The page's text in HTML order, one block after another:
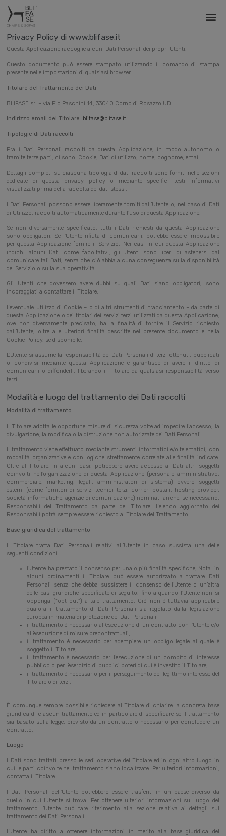
Privacy Policy di www.blifase.it
Questa Applicazione raccoglie alcuni Dati Personali dei propri Utenti.
Questo documento può essere stampato utilizzando il comando di stampa
presente nelle impostazioni di qualsiasi browser.
Titolare del Trattamento dei Dati
BLIFASE srl – via Pio Paschini 14, 33040 Corno di Rosazzo UD
Indirizzo email del Titolare: blifase@blifase.it
Tipologie di Dati raccolti
Fra i Dati Personali raccolti da questa Applicazione, in modo autonomo o
tramite terze parti, ci sono: Cookie; Dati di utilizzo; nome; cognome; email.
Dettagli completi su ciascuna tipologia di dati raccolti sono forniti nelle sezioni
dedicate di questa privacy policy o mediante specifici testi informativi
visualizzati prima della raccolta dei dati stessi.
I Dati Personali possono essere liberamente forniti dall’Utente o, nel caso di Dati
di Utilizzo, raccolti automaticamente durante l’uso di questa Applicazione.
Se non diversamente specificato, tutti i Dati richiesti da questa Applicazione
sono obbligatori. Se l’Utente rifiuta di comunicarli, potrebbe essere impossibile
per questa Applicazione fornire il Servizio. Nei casi in cui questa Applicazione
indichi alcuni Dati come facoltativi, gli Utenti sono liberi di astenersi dal
comunicare tali Dati, senza che ciò abbia alcuna conseguenza sulla disponibilità
del Servizio o sulla sua operatività.
Gli Utenti che dovessero avere dubbi su quali Dati siano obbligatori, sono
incoraggiati a contattare il Titolare.
L’eventuale utilizzo di Cookie – o di altri strumenti di tracciamento – da parte di
questa Applicazione o dei titolari dei servizi terzi utilizzati da questa Applicazione,
ove non diversamente precisato, ha la finalità di fornire il Servizio richiesto
dall’Utente, oltre alle ulteriori finalità descritte nel presente documento e nella
Cookie Policy, se disponibile.
L’Utente si assume la responsabilità dei Dati Personali di terzi ottenuti, pubblicati
o condivisi mediante questa Applicazione e garantisce di avere il diritto di
comunicarli o diffonderli, liberando il Titolare da qualsiasi responsabilità verso
terzi.
Modalità e luogo del trattamento dei Dati raccolti
Modalità di trattamento
Il Titolare adotta le opportune misure di sicurezza volte ad impedire l’accesso, la
divulgazione, la modifica o la distruzione non autorizzate dei Dati Personali.
Il trattamento viene effettuato mediante strumenti informatici e/o telematici, con
modalità organizzative e con logiche strettamente correlate alle finalità indicate.
Oltre al Titolare, in alcuni casi, potrebbero avere accesso ai Dati altri soggetti
coinvolti nell’organizzazione di questa Applicazione (personale amministrativo,
commerciale, marketing, legali, amministratori di sistema) ovvero soggetti
esterni (come fornitori di servizi tecnici terzi, corrieri postali, hosting provider,
società informatiche, agenzie di comunicazione) nominati anche, se necessario,
Responsabili del Trattamento da parte del Titolare. L’elenco aggiornato dei
Responsabili potrà sempre essere richiesto al Titolare del Trattamento.
Base giuridica del trattamento
Il Titolare tratta Dati Personali relativi all’Utente in caso sussista una delle
seguenti condizioni:
l’Utente ha prestato il consenso per una o più finalità specifiche; Nota: in
alcuni ordinamenti il Titolare può essere autorizzato a trattare Dati
Personali senza che debba sussistere il consenso dell’Utente o un’altra
delle basi giuridiche specificate di seguito, fino a quando l’Utente non si
opponga (“opt-out”) a tale trattamento. Ciò non è tuttavia applicabile
qualora il trattamento di Dati Personali sia regolato dalla legislazione
europea in materia di protezione dei Dati Personali;
il trattamento è necessario all’esecuzione di un contratto con l’Utente e/o
all’esecuzione di misure precontrattuali;
il trattamento è necessario per adempiere un obbligo legale al quale è
soggetto il Titolare;
il trattamento è necessario per l’esecuzione di un compito di interesse
pubblico o per l’esercizio di pubblici poteri di cui è investito il Titolare;
il trattamento è necessario per il perseguimento del legittimo interesse del
Titolare o di terzi.
È comunque sempre possibile richiedere al Titolare di chiarire la concreta base
giuridica di ciascun trattamento ed in particolare di specificare se il trattamento
sia basato sulla legge, previsto da un contratto o necessario per concludere un
contratto.
Luogo
I Dati sono trattati presso le sedi operative del Titolare ed in ogni altro luogo in
cui le parti coinvolte nel trattamento siano localizzate. Per ulteriori informazioni,
contatta il Titolare.
I Dati Personali dell’Utente potrebbero essere trasferiti in un paese diverso da
quello in cui l’Utente si trova. Per ottenere ulteriori informazioni sul luogo del
trattamento l’Utente può fare riferimento alla sezione relativa ai dettagli sul
trattamento dei Dati Personali.
L’Utente ha diritto a ottenere informazioni in merito alla base giuridica del